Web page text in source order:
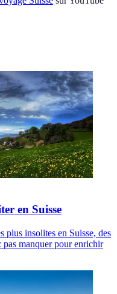
en Suisse
plus insolites en Suisse, des
pas manquer pour enrichir